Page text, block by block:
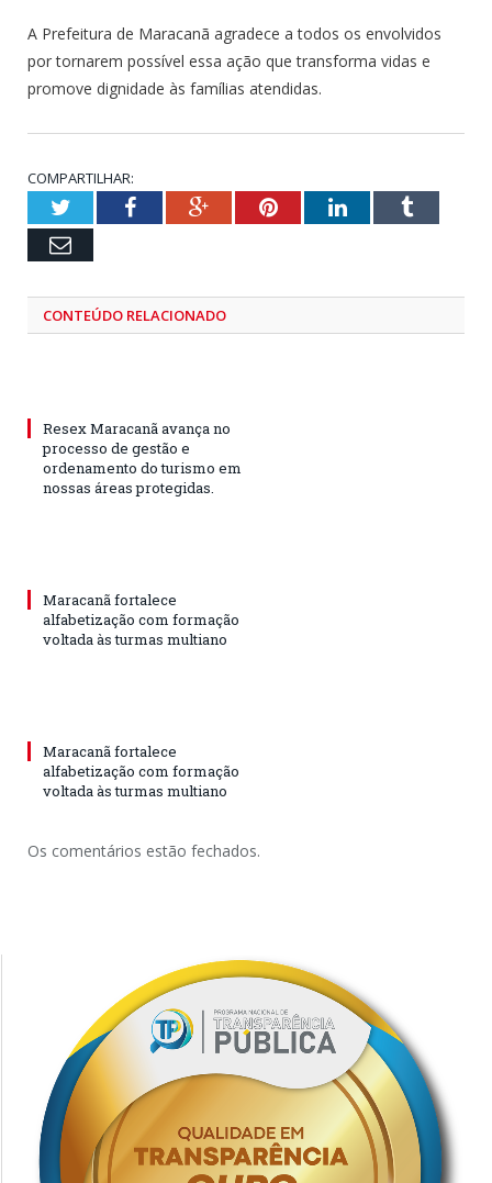
A Prefeitura de Maracanã agradece a todos os envolvidos
por tornarem possível essa ação que transforma vidas e
promove dignidade às famílias atendidas.
COMPARTILHAR:
TwitterFacebookGoogle+PinterestLinkedInTumblr
Email
CONTEÚDO RELACIONADO
Resex Maracanã avança no
processo de gestão e
ordenamento do turismo em
nossas áreas protegidas.
Maracanã fortalece
alfabetização com formação
voltada às turmas multiano
Maracanã fortalece
alfabetização com formação
voltada às turmas multiano
Os comentários estão fechados.